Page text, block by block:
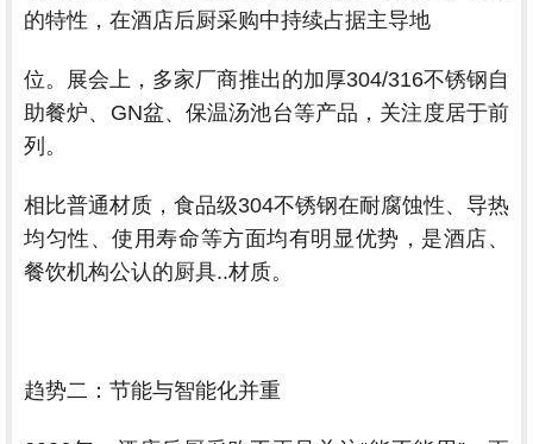
的特性，在酒店后厨采购中持续占据主导地
位。展会上，多家厂商推出的加厚304/316不锈钢自
助餐炉、GN盆、保温汤池台等产品，关注度居于前
列。
相比普通材质，食品级304不锈钢在耐腐蚀性、导热
均匀性、使用寿命等方面均有明显优势，是酒店、
餐饮机构公认的厨具..材质。
趋势二：节能与智能化并重